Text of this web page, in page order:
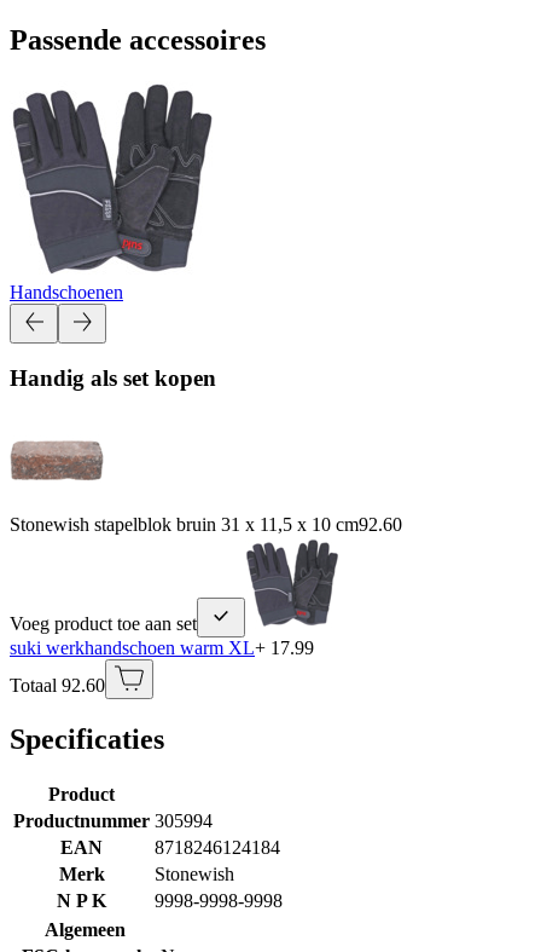
Passende accessoires
Handschoenen
Handig als set kopen
Stonewish stapelblok bruin 31 x 11,5 x 10 cm92.60
Voeg product toe aan set
suki werkhandschoen warm XL+ 17.99
Totaal 92.60
Specificaties
Product
Productnummer 305994
EAN
8718246124184
Merk
Stonewish
N P K
9998-9998-9998
Algemeen